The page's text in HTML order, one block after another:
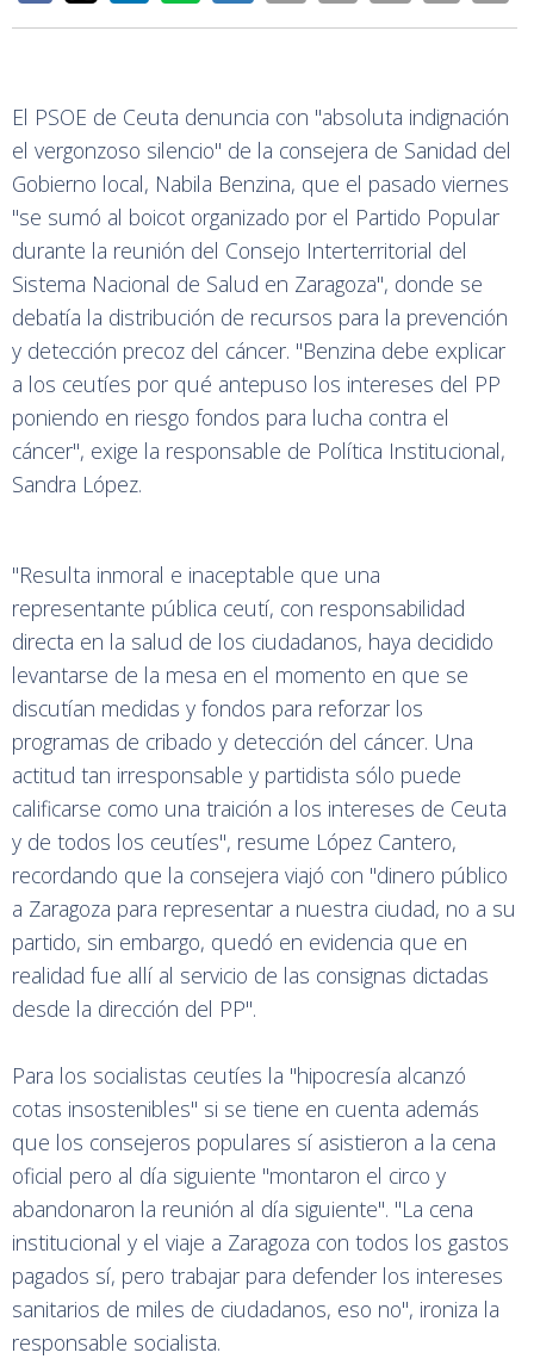
El PSOE de Ceuta denuncia con "absoluta indignación
el vergonzoso silencio" de la consejera de Sanidad del
Gobierno local, Nabila Benzina, que el pasado viernes
"se sumó al boicot organizado por el Partido Popular
durante la reunión del Consejo Interterritorial del
Sistema Nacional de Salud en Zaragoza", donde se
debatía la distribución de recursos para la prevención
y detección precoz del cáncer. "Benzina debe explicar
a los ceutíes por qué antepuso los intereses del PP
poniendo en riesgo fondos para lucha contra el
cáncer", exige la responsable de Política Institucional,
Sandra López.
"Resulta inmoral e inaceptable que una
representante pública ceutí, con responsabilidad
directa en la salud de los ciudadanos, haya decidido
levantarse de la mesa en el momento en que se
discutían medidas y fondos para reforzar los
programas de cribado y detección del cáncer. Una
actitud tan irresponsable y partidista sólo puede
calificarse como una traición a los intereses de Ceuta
y de todos los ceutíes", resume López Cantero,
recordando que la consejera viajó con "dinero público
a Zaragoza para representar a nuestra ciudad, no a su
partido, sin embargo, quedó en evidencia que en
realidad fue allí al servicio de las consignas dictadas
desde la dirección del PP".
Para los socialistas ceutíes la "hipocresía alcanzó
cotas insostenibles" si se tiene en cuenta además
que los consejeros populares sí asistieron a la cena
oficial pero al día siguiente "montaron el circo y
abandonaron la reunión al día siguiente". "La cena
institucional y el viaje a Zaragoza con todos los gastos
pagados sí, pero trabajar para defender los intereses
sanitarios de miles de ciudadanos, eso no", ironiza la
responsable socialista.